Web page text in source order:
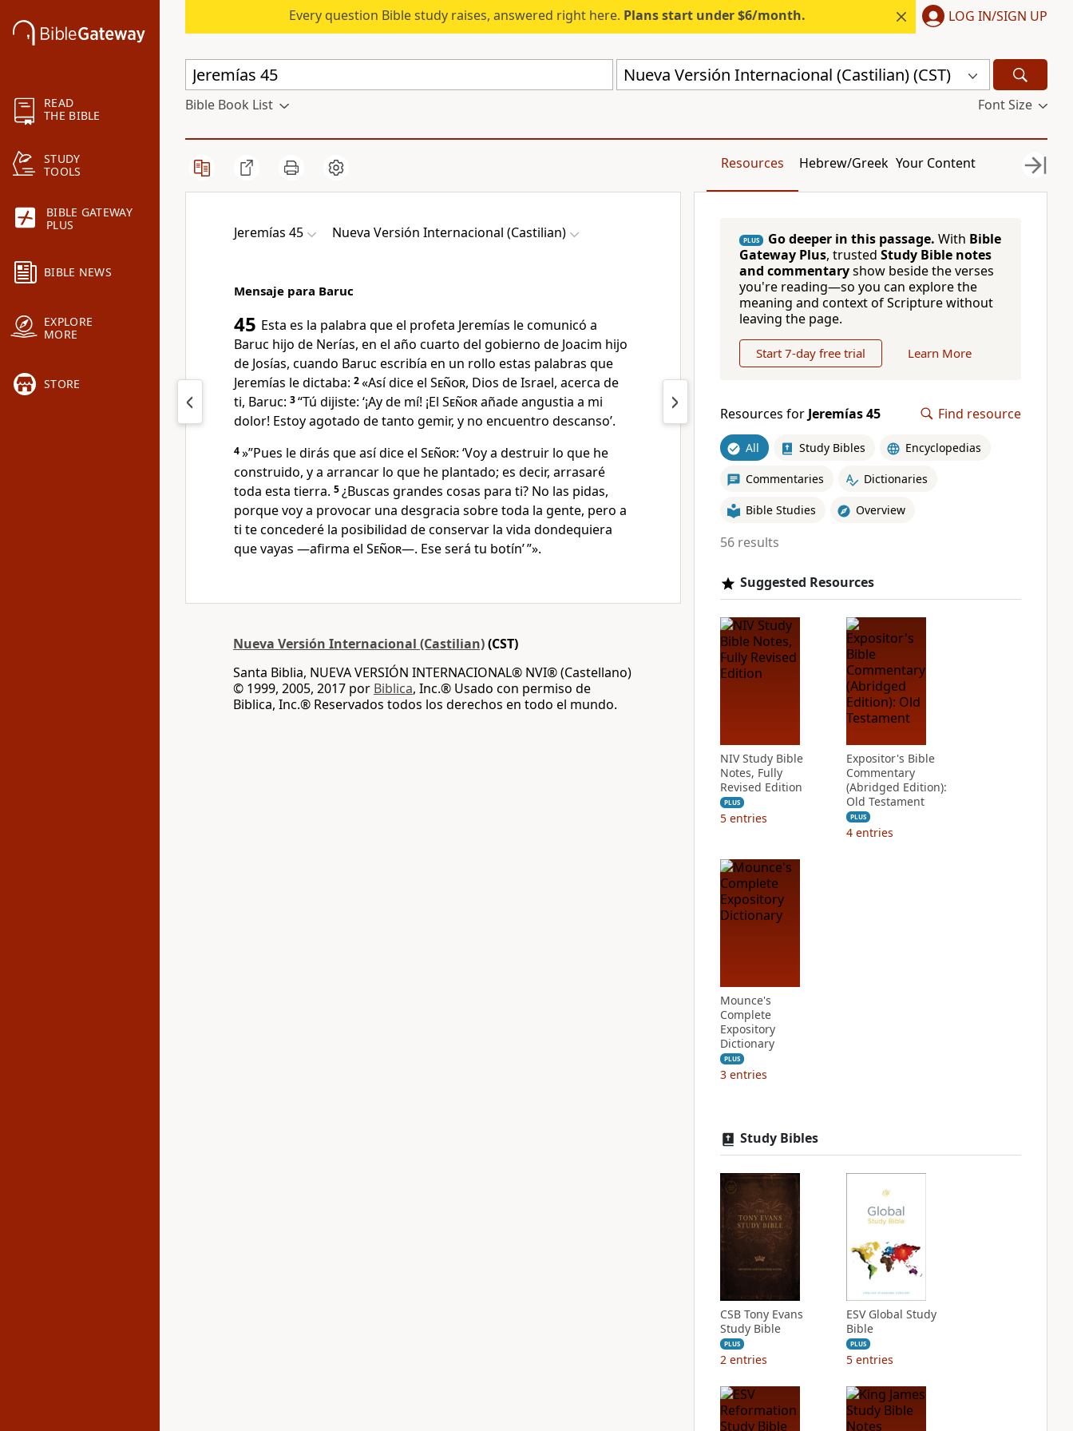
READ
THE BIBLE
STUDY
TOOLS
BIBLE GATEWAY
PLUS
BIBLE NEWS
EXPLORE
MORE
STORE
Every question Bible study raises, answered right here. Plans start under $6/month. LOG IN/SIGN UP
Nueva Versión Internacional (Castilian) (CST)
Bible Book List Font Size
Resources Hebrew/Greek Your Content
Jeremías 45 Nueva Versión Internacional (Castilian)
Mensaje para Baruc
45 Esta es la palabra que el profeta Jeremías le comunicó a
Baruc hijo de Nerías, en el año cuarto del gobierno de Joacim hijo
de Josías, cuando Baruc escribía en un rollo estas palabras que
Jeremías le dictaba: 2«Así dice el Señor, Dios de Israel, acerca de
ti, Baruc: 3“Tú dijiste: ‘¡Ay de mí! ¡El Señorañade angustia a mi
dolor! Estoy agotado de tanto gemir, y no encuentro descanso’.
4»”Pues le dirás que así dice el Señor: ‘Voy a destruir lo que he
construido, y a arrancar lo que he plantado; es decir, arrasaré
toda esta tierra. 5¿Buscas grandes cosas para ti? No las pidas,
porque voy a provocar una desgracia sobre toda la gente, pero a
ti te concederé la posibilidad de conservar la vida dondequiera
que vayas —afirma el Señor—. Ese será tu botín’ ”».
Nueva Versión Internacional (Castilian)(CST)
Santa Biblia, NUEVA VERSIÓN INTERNACIONAL® NVI® (Castellano)
© 1999, 2005, 2017 por Biblica, Inc.® Usado con permiso de
Biblica, Inc.® Reservados todos los derechos en todo el mundo.
PLUS Go deeper in this passage. With Bible
Gateway Plus, trusted Study Bible notes
and commentaryshow beside the verses
you're reading—so you can explore the
meaning and context of Scripture without
leaving the page.
Start 7-day free trial Learn More
Resources for Jeremías 45 Find resource
All Study Bibles Encyclopedias
Commentaries Dictionaries
Bible Studies Overview
56 results
Suggested Resources
NIV Study Bible
Notes, Fully
Revised Edition
PLUS
5 entries
Expositor's Bible
Commentary
(Abridged Edition):
Old Testament
PLUS
4 entries
Mounce's
Complete
Expository
Dictionary
PLUS
3 entries
Study Bibles
CSB Tony Evans
Study Bible
PLUS
2 entries
ESV Global Study
Bible
PLUS
5 entries